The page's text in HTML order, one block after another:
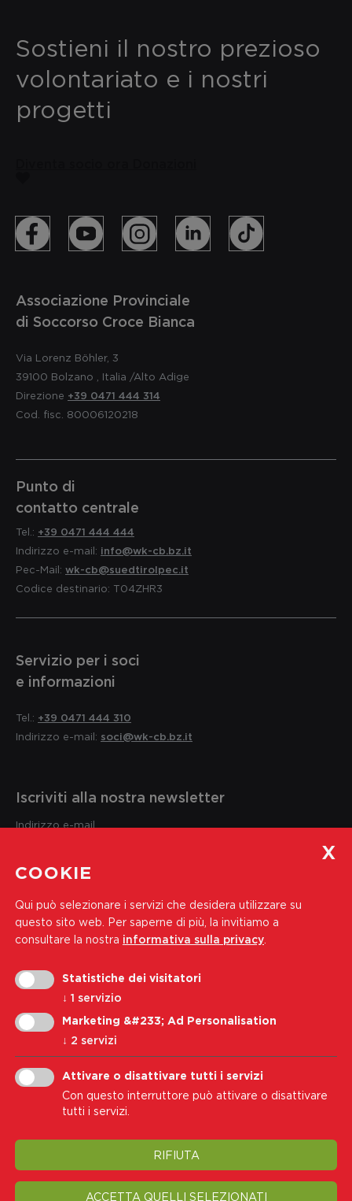
Sostieni il nostro prezioso
volontariato e i nostri
progetti
Associazione Provinciale
di Soccorso Croce Bianca
Via Lorenz Böhler, 3
39100 Bolzano Italia /Alto Adige
Direzione +39 0471 444 314
Cod. fisc. 80006120218
Punto di
contatto centrale
Tel.: +39 0471 444 444
Indirizzo e-mail: info@wk-cb.bz.it
Pec-Mail: wk-cb@suedtirolpec.it
Codice destinario: T04ZHR3
Servizio per i soci
e informazioni
Tel.: +39 0471 444 310
Indirizzo e-mail: soci@wk-cb.bz.it
Iscriviti alla nostra newsletter
Indirizzo e-mail
Iscriviti
Accetto iInformativa sulla privacy
© 2026 Associazione Provinciale di Soccorso Croce Bianca
Modifica impostazione cookie
COOKIE
Qui può selezionare i servizi che desidera utilizzare su
questo sito web. Per saperne di più, la invitiamo a
consultare la nostra informativa sulla privacy
Statistiche dei visitatori
↓ 1 servizio
Marketing &#233; Ad Personalisation
↓ 2 servizi
Attivare o disattivare tutti i servizi
Con questo interruttore può attivare o disattivare
tutti i servizi.
RIFIUTA
ACCETTA QUELLI SELEZIONATI